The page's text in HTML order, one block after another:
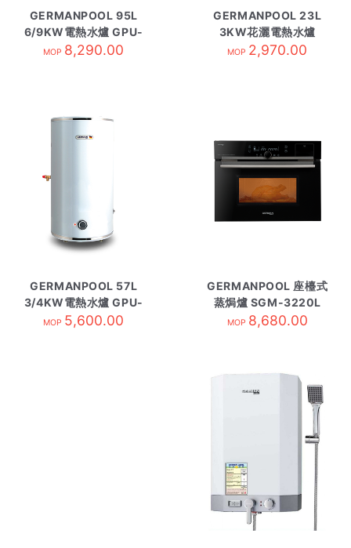
GERMANPOOL 95L
6/9KW電熱水爐 GPU-
25 圓型
MOP 8,290.00
GERMANPOOL 23L
3KW花灑電熱水爐
GPN-603TD
MOP 2,970.00
GERMANPOOL 57L
3/4KW電熱水爐 GPU-
15 圓型
MOP 5,600.00
GERMANPOOL 座檯式
蒸焗爐 SGM-3220L
MOP 8,680.00